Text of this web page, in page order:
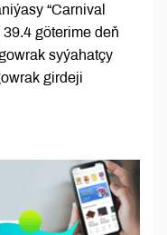
“Carnival
göterime deň
syýahatçy
girdeji